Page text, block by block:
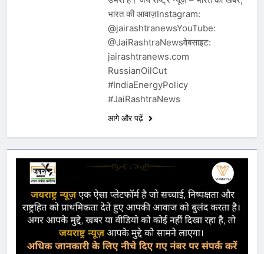
भारत की आवाज़Instagram:
@jairashtranewsYouTube:
@JaiRashtraNewsवेबसाइट:
jairashtranews.com
RussianOilCut
#IndiaEnergyPolicy
#JaiRashtraNews
आगे और पढ़ें